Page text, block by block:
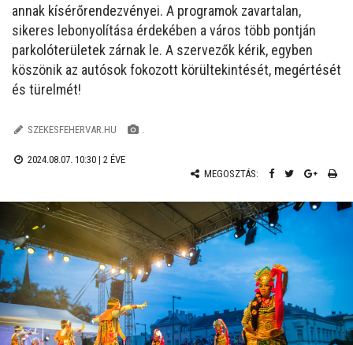
annak kísérőrendezvényei. A programok zavartalan,
sikeres lebonyolítása érdekében a város több pontján
parkolóterületek zárnak le. A szervezők kérik, egyben
köszönik az autósok fokozott körültekintését, megértését
és türelmét!
SZEKESFEHERVAR.HU .
2024.08.07. 10:30 | 2 ÉVE
MEGOSZTÁS: